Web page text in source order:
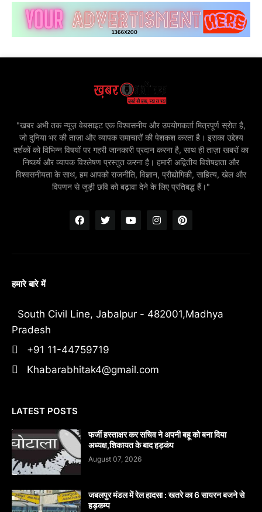
"खबर अभी तक न्यूज़ वेबसाइट एक विश्वसनीय और उपयोगकर्ता मित्रपूर्ण स्रोत है,
जो दुनिया भर की ताज़ा और व्यापक समाचारों की पेशकश करता है। इसका उद्देश्य
दर्शकों को विभिन्न विषयों पर गहरी जानकारी प्रदान करना है, साथ ही ताज़ा खबरों का
निष्कर्ष और व्यापक विश्लेषण प्रस्तुत करना है। हमारी अद्वितीय विशेषज्ञता और
विश्वसनीयता के साथ, हम आपको राजनीति, विज्ञान, प्रौद्योगिकी, साहित्य, खेल और
विपणन से जुड़ी छवि को बढ़ावा देने के लिए प्रतिबद्ध हैं।"
हमारे बारे में
South Civil Line, Jabalpur - 482001,Madhya
Pradesh
+91 11-44759719
Khabarabhitak4@gmail.com
LATEST POSTS
फर्जी हस्ताक्षर कर सचिव ने अपनी बहू को बना दिया
अध्यक्ष,शिकायत के बाद हड़कंप
August 07, 2026
जबलपुर मंडल में रेल हादसा : खतरे का 6 सायरन बजने से
हड़कम्प